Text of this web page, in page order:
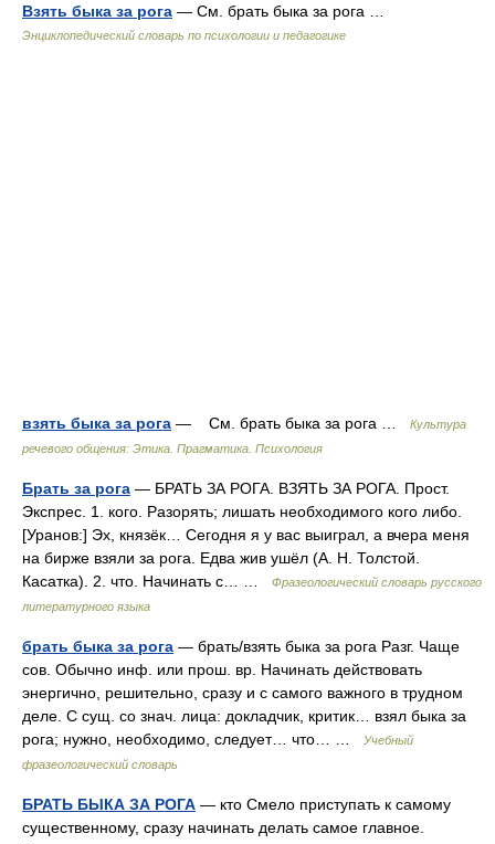
Взять быка за рога — См. брать быка за рога …
Энциклопедический словарь по психологии и педагогике
взять быка за рога — См. брать быка за рога …
Культура
речевого общения: Этика. Прагматика. Психология
Брать за рога — БРАТЬ ЗА РОГА. ВЗЯТЬ ЗА РОГА. Прост.
Экспрес. 1. кого. Разорять; лишать необходимого кого либо.
[Уранов:] Эх, князёк… Сегодня я у вас выиграл, а вчера меня
на бирже взяли за рога. Едва жив ушёл (А. Н. Толстой.
Касатка). 2. что. Начинать с… …
Фразеологический словарь русского
литературного языка
брать быка за рога — брать/взять быка за рога Разг. Чаще
сов. Обычно инф. или прош. вр. Начинать действовать
энергично, решительно, сразу и с самого важного в трудном
деле. С сущ. со знач. лица: докладчик, критик… взял быка за
рога; нужно, необходимо, следует… что… …
Учебный
фразеологический словарь
БРАТЬ БЫКА ЗА РОГА — кто Смело приступать к самому
существенному, сразу начинать делать самое главное.